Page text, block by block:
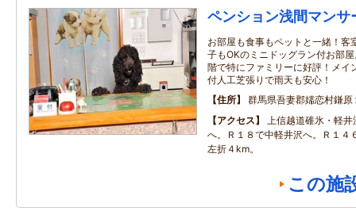
ペンション浅間マンサ
お部屋も食事もペットと一緒！客
子もOKのミニドッグラン付お部
階で特にファミリーに好評！メイ
付人工芝張りで雨天も安心！
住所
群馬県吾妻郡嬬恋村鎌原
アクセス
上信越道碓氷・軽
へ。Ｒ１８で中軽井沢へ。Ｒ１４
左折４km。
この施